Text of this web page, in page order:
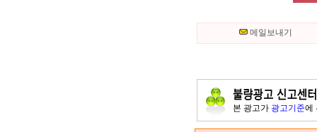
메일보내기
본 광고가 광고기준에